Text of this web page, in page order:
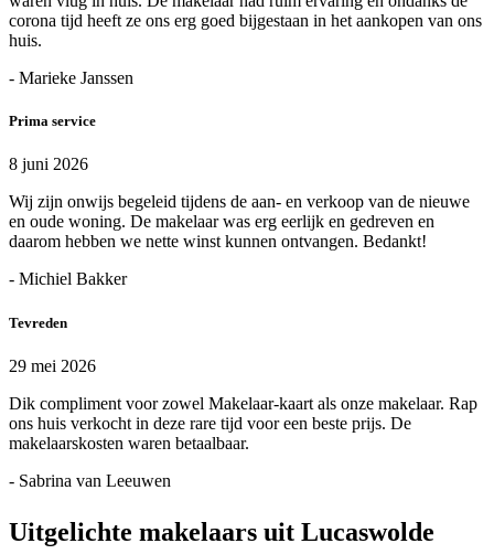
corona tijd heeft ze ons erg goed bijgestaan in het aankopen van ons
huis.
- Marieke Janssen
Prima service
8 juni 2026
Wij zijn onwijs begeleid tijdens de aan- en verkoop van de nieuwe
en oude woning. De makelaar was erg eerlijk en gedreven en
daarom hebben we nette winst kunnen ontvangen. Bedankt!
- Michiel Bakker
Tevreden
29 mei 2026
Dik compliment voor zowel Makelaar-kaart als onze makelaar. Rap
ons huis verkocht in deze rare tijd voor een beste prijs. De
makelaarskosten waren betaalbaar.
- Sabrina van Leeuwen
Uitgelichte makelaars uit Lucaswolde